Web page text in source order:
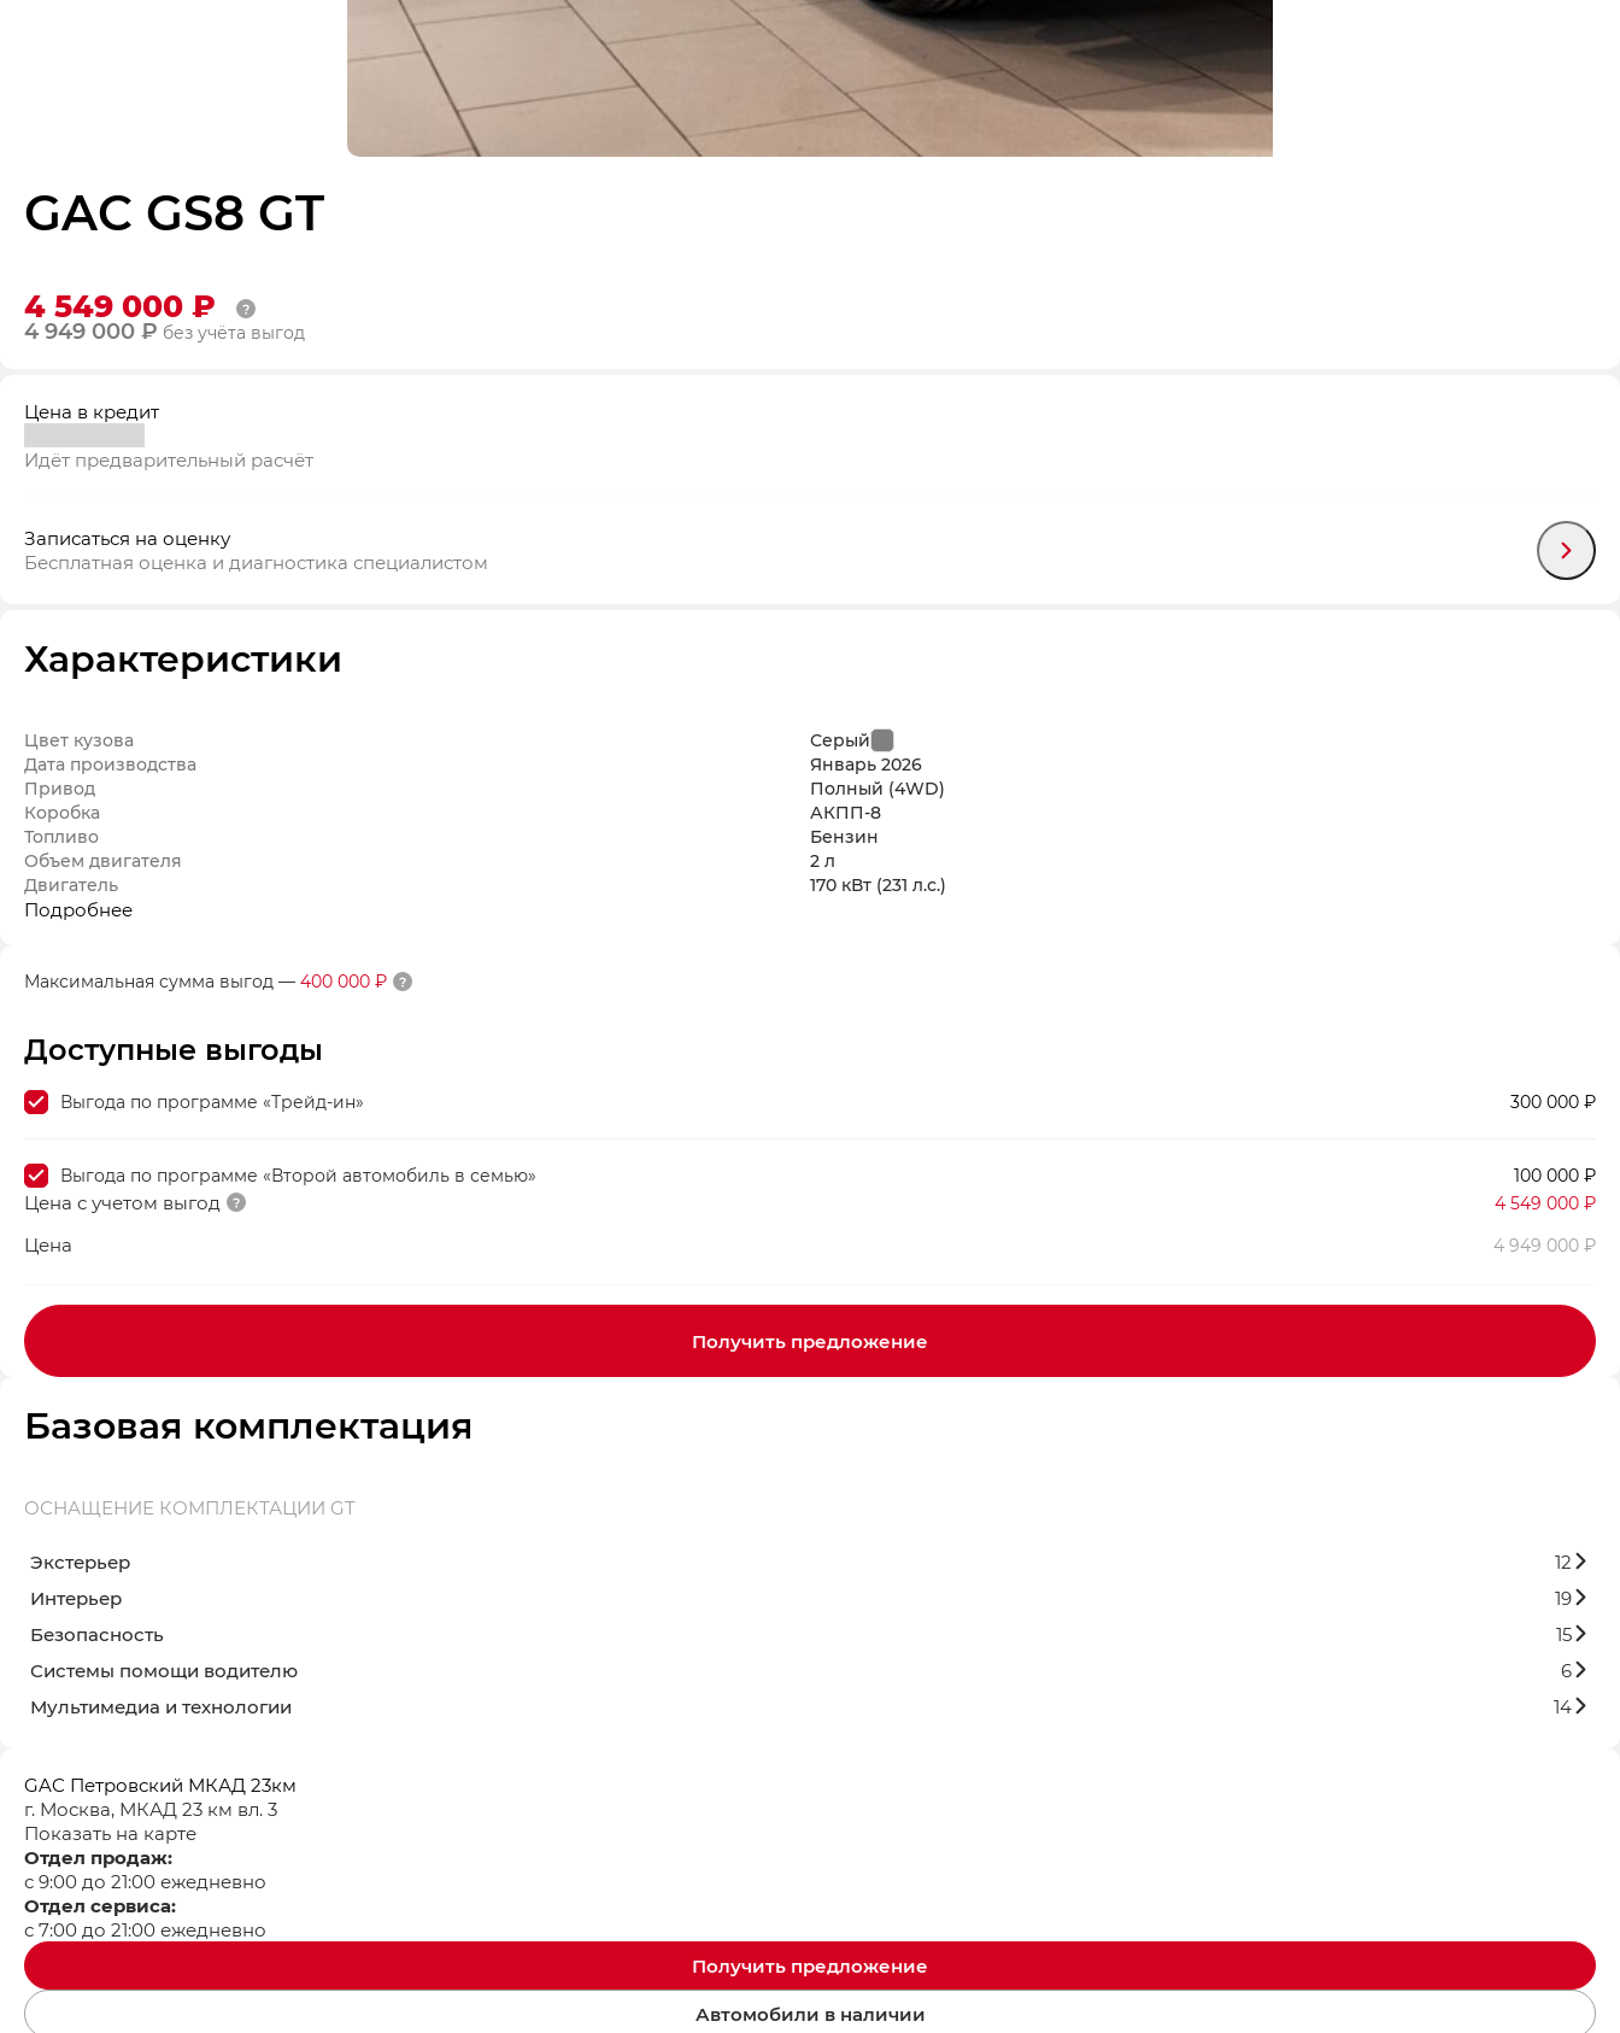
GAC GS8 GT
4 549 000 ₽
4 949 000 ₽ без учёта выгод
Цена в кредит
Идёт предварительный расчёт
Записаться на оценку
Бесплатная оценка и диагностика специалистом
Характеристики
Цвет кузова
Серый
Дата производства
Январь 2026
Привод
Полный (4WD)
Коробка
АКПП-8
Топливо
Бензин
Объем двигателя
2 л
Двигатель
170 кВт (231 л.с.)
Подробнее
Максимальная сумма выгод — 400 000 ₽
Доступные выгоды
300 000 ₽
Выгода по программе «Трейд-ин»
100 000 ₽
Выгода по программе «Второй автомобиль в семью»
Цена с учетом выгод 4 549 000 ₽
Цена 4 949 000 ₽
Получить предложение
Базовая комплектация
ОСНАЩЕНИЕ КОМПЛЕКТАЦИИ GT
Экстерьер
12
Интерьер
19
Безопасность
15
Системы помощи водителю
6
Мультимедиа и технологии
14
GAC Петровский МКАД 23км
г. Москва, МКАД 23 км вл. 3
Показать на карте
Отдел продаж:
с 9:00 до 21:00 ежедневно
Отдел сервиса:
с 7:00 до 21:00 ежедневно
Получить предложение
Автомобили в наличии